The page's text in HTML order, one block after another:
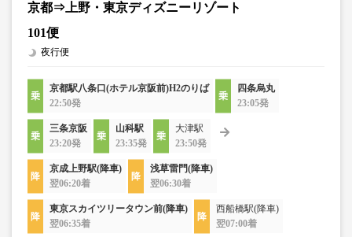
京都⇒上野・東京ディズニーリゾート
101便
夜行便
京都駅八条口(ホテル京阪前)H2のりば
22:50発
四条烏丸
23:05発
三条京阪
23:20発
山科駅
23:35発
大津駅
23:50発
京成上野駅(降車)
翌06:20着
浅草雷門(降車)
翌06:30着
東京スカイツリータウン前(降車)
翌06:35着
西船橋駅(降車)
翌07:00着